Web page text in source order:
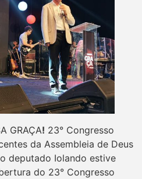
GRAÇA! 23° Congresso
da Assembleia de Deus
deputado Iolando estive
do 23° Congresso